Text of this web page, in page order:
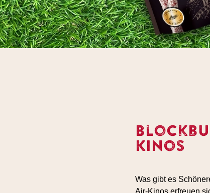
Kinos
Was gibt es
Air-Kinos erfreuen